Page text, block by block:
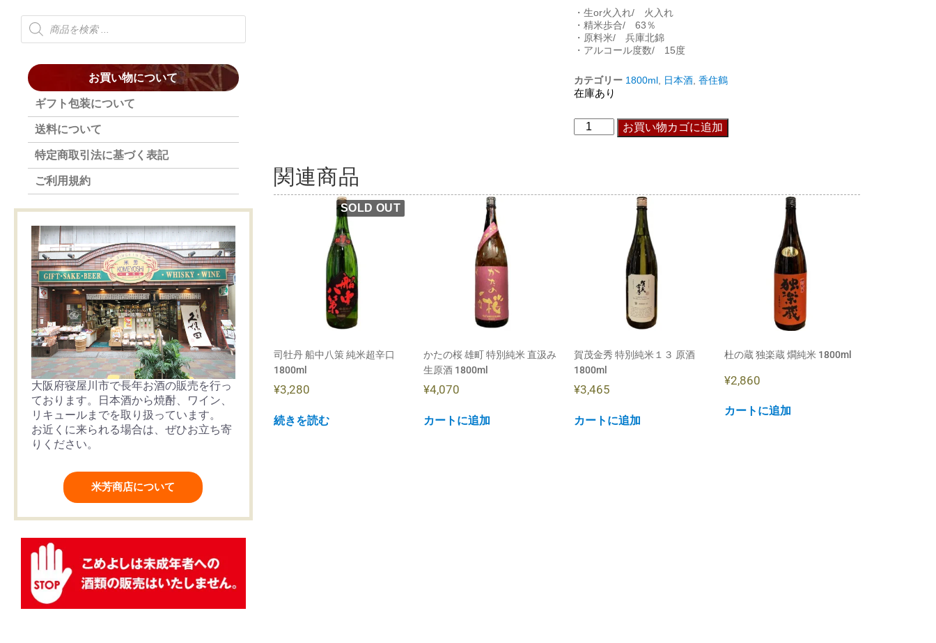
お買い物について
ギフト包装について
送料について
特定商取引法に基づく表記
ご利用規約
大阪府寝屋川市で長年お酒の販売を行っ
ております。日本酒から焼酎、ワイン、
リキュールまでを取り扱っています。
お近くに来られる場合は、ぜひお立ち寄
りください。
米芳商店について
・生or火入れ/ 火入れ
・精米歩合/ 63％
・原料米/ 兵庫北錦
・アルコール度数/ 15度
カテゴリー 1800ml 日本酒 ,香住鶴
在庫あり
お買い物カゴに追加
関連商品
司牡丹 船中八策 純米超辛口
1800ml
¥3,280
続きを読む
かたの桜 雄町 特別純米 直汲み
生原酒 1800ml
¥4,070
カートに追加
賀茂金秀 特別純米１３ 原酒
1800ml
¥3,465
カートに追加
杜の蔵 独楽蔵 燗純米 1800ml
¥2,860
カートに追加